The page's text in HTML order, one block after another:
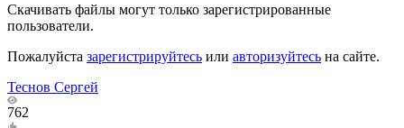
Скачивать файлы могут только зарегистрированные
пользователи.
Пожалуйста зарегистрируйтесь или авторизуйтесь на сайте.
Теснов Сергей
762